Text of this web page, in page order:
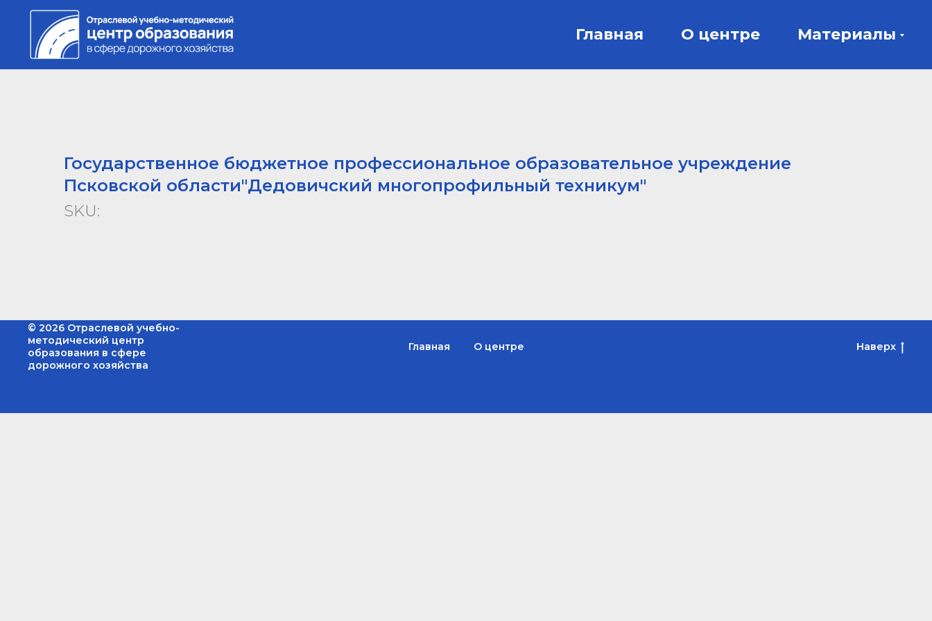
Главная О центре Материалы
Государственное бюджетное профессиональное образовательное учреждение
Псковской области"Дедовичский многопрофильный техникум"
SKU:
© 2026 Отраслевой учебно-
методический центр
образования в сфере
дорожного хозяйства
Главная О центре Наверх